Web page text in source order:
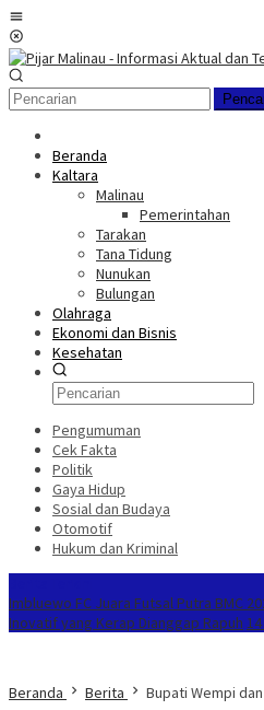
Loncat
ke
konten
Beranda
Kaltara
Malinau
Pemerintahan
Tarakan
Tana Tidung
Nunukan
Bulungan
Olahraga
Ekonomi dan Bisnis
Kesehatan
Pengumuman
Cek Fakta
Politik
Gaya Hidup
Sosial dan Budaya
Otomotif
Hukum dan Kriminal
Imbluewo FC Juara Futsal Putra BMC
Inovatif yang Kerap Dianggap Rapuh
Beranda Berita Bupati Wempi